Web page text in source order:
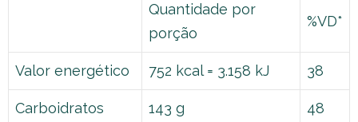
Quantidade por
porção
%VD*
Valor energético 752 kcal = 3.158 kJ 38
Carboidratos 143 g 48